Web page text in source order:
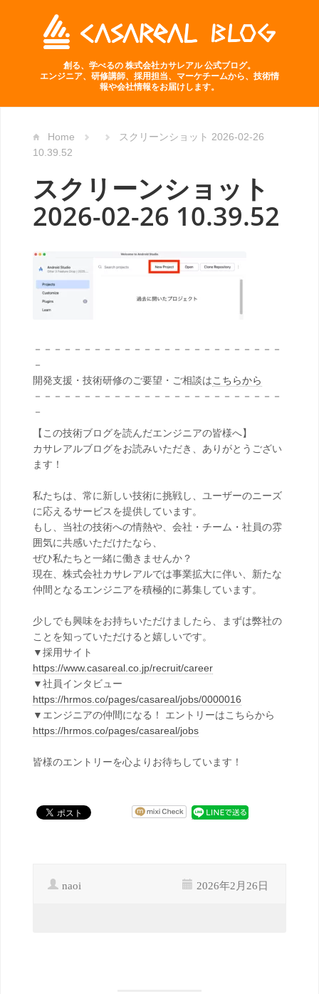
創る、学べるの 株式会社カサレアル 公式ブログ。
エンジニア、研修講師、採用担当、マーケチームから、技術情
報や会社情報をお届けします。
Home
スクリーンショット 2026-02-26
10.39.52
スクリーンショット
2026-02-26 10.39.52
－－－－－－－－－－－－－－－－－－－－－－－－－
－
開発支援・技術研修のご要望・ご相談はこちらから
－－－－－－－－－－－－－－－－－－－－－－－－－
－
【この技術ブログを読んだエンジニアの皆様へ】
カサレアルブログをお読みいただき、ありがとうござい
ます！
私たちは、常に新しい技術に挑戦し、ユーザーのニーズ
に応えるサービスを提供しています。
もし、当社の技術への情熱や、会社・チーム・社員の雰
囲気に共感いただけたなら、
ぜひ私たちと一緒に働きませんか？
現在、株式会社カサレアルでは事業拡大に伴い、新たな
仲間となるエンジニアを積極的に募集しています。
少しでも興味をお持ちいただけましたら、まずは弊社の
ことを知っていただけると嬉しいです。
▼採用サイト
https://www.casareal.co.jp/recruit/career
▼社員インタビュー
https://hrmos.co/pages/casareal/jobs/0000016
▼エンジニアの仲間になる！ エントリーはこちらから
https://hrmos.co/pages/casareal/jobs
皆様のエントリーを心よりお待ちしています！
naoi 2026年2月26日